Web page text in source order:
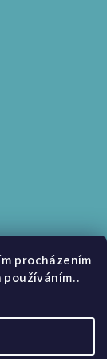
procházením